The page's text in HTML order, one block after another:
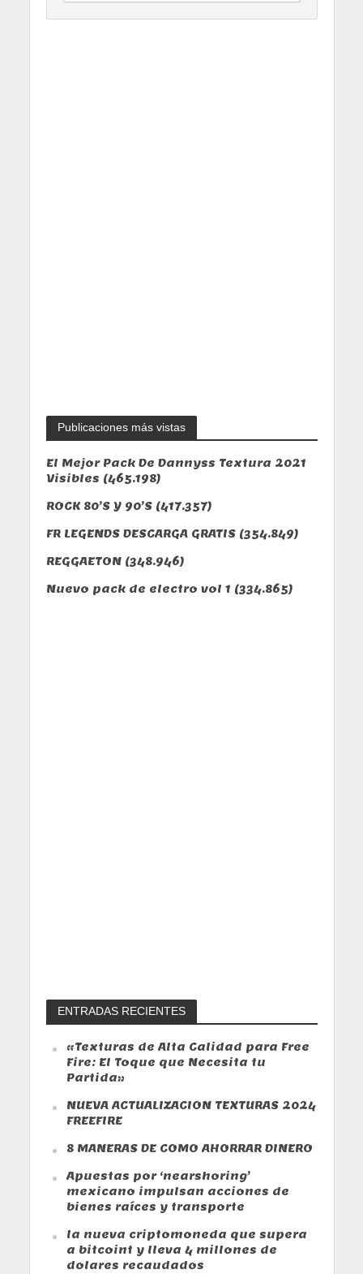
Publicaciones más vistas
El Mejor Pack De Dannyss Textura 2021
Visibles (465.198)
ROCK 80’S Y 90’S (417.357)
FR LEGENDS DESCARGA GRATIS (354.849)
REGGAETON (348.946)
Nuevo pack de electro vol 1 (334.865)
ENTRADAS RECIENTES
«Texturas de Alta Calidad para Free
Fire: El Toque que Necesita tu
Partida»
NUEVA ACTUALIZACION TEXTURAS 2024
FREEFIRE
8 MANERAS DE COMO AHORRAR DINERO
Apuestas por ‘nearshoring’
mexicano impulsan acciones de
bienes raíces y transporte
la nueva criptomoneda que supera
a bitcoint y lleva 4 millones de
dolares recaudados